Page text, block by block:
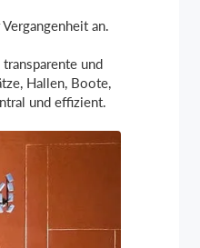
an.
und
Hallen, Boote,
und effizient.